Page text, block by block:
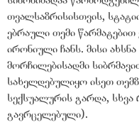
თვალსაზრისისთვის,
ებრაული თემი
ირონიული ჩანს. მისი
მორჩილებისადმი
სახელდებულიყო ისეთ
სექსუალურის გარდა, სხვა
გავრცელებული).